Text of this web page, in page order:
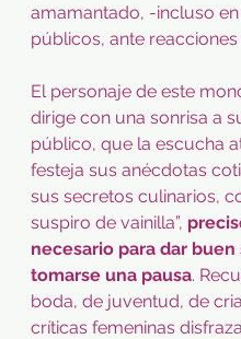
amamantado, -incluso
públicos, ante reacciones
El personaje de este
dirige con una sonrisa a
público, que la escucha
festeja sus anécdotas
sus secretos culinarios,
suspiro de vainilla”,
necesario para dar buen
tomarse una pausa.
boda, de juventud, de
críticas femeninas